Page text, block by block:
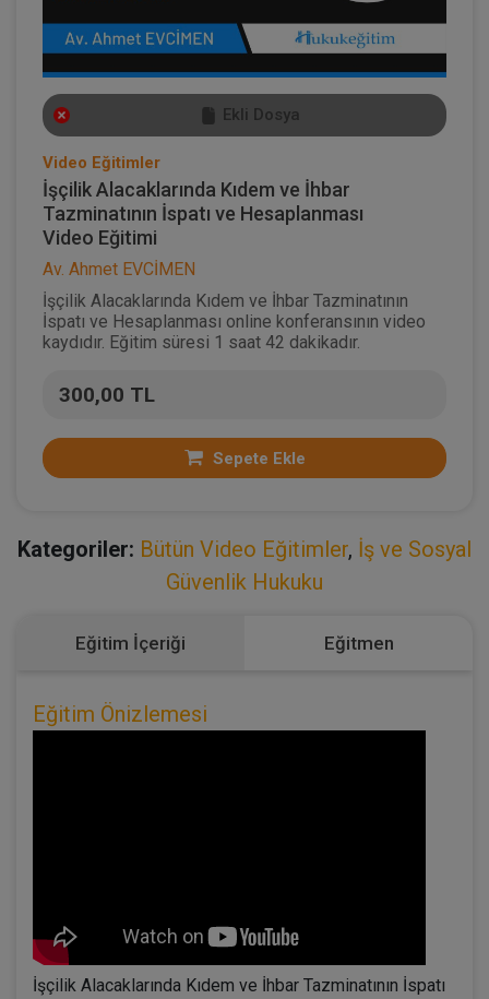
Ekli Dosya
Video Eğitimler
İşçilik Alacaklarında Kıdem ve İhbar
Tazminatının İspatı ve Hesaplanması
Video Eğitimi
Av. Ahmet EVCİMEN
İşçilik Alacaklarında Kıdem ve İhbar Tazminatının
İspatı ve Hesaplanması online konferansının video
kaydıdır. Eğitim süresi 1 saat 42 dakikadır.
300,00 TL
Sepete Ekle
Kategoriler: Bütün Video Eğitimler, İş ve Sosyal
Güvenlik Hukuku
Eğitim İçeriği Eğitmen
Eğitim Önizlemesi
İşçilik Alacaklarında Kıdem ve İhbar Tazminatının İspatı